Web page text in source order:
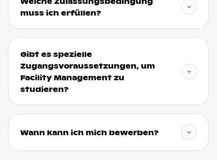
muss ich erfüllen?
Gibt es spezielle
Zugangsvoraussetzungen, um
Facility Management zu
studieren?
Wann kann ich mich bewerben?